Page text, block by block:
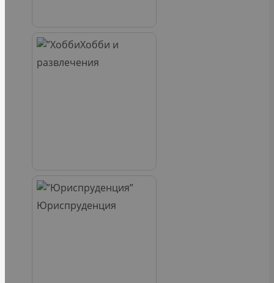
Хобби и
развлечения
Юриспруденция